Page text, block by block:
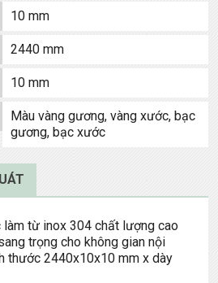
10 mm
2440 mm
10 mm
Màu vàng gương, vàng xước, bạc
gương, bạc xước
từ inox 304 chất lượng cao
trọng cho không gian nội
thước 2440x10x10 mm x dày